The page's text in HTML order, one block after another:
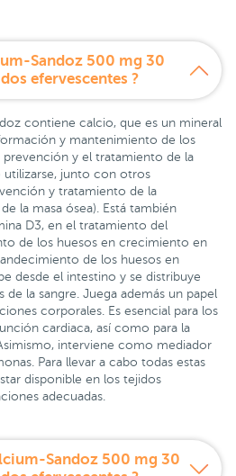
Sandoz 500 mg 30
efervescentes ?
contiene calcio, que es un mineral
y mantenimiento de los
prevención y el tratamiento de la
utilizarse, junto con otros
y tratamiento de la
la masa ósea). Está también
D3, en el tratamiento del
de los huesos en crecimiento en
de los huesos en
desde el intestino y se distribuye
la sangre. Juega además un papel
corporales. Es esencial para los
cardiaca, así como para la
interviene como mediador
Para llevar a cabo todas estas
disponible en los tejidos
adecuadas.
Sandoz 500 mg 30